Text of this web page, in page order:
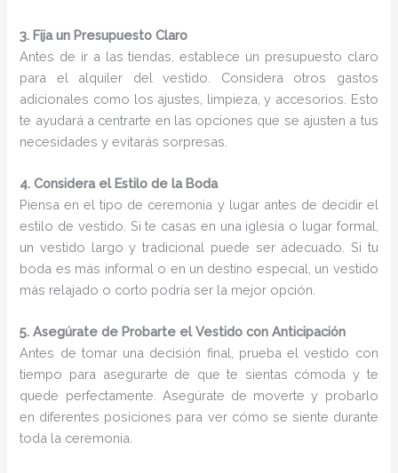
3. Fija un Presupuesto Claro
Antes de ir a las tiendas, establece un presupuesto claro
para el alquiler del vestido. Considera otros gastos
adicionales como los ajustes, limpieza, y accesorios. Esto
te ayudará a centrarte en las opciones que se ajusten a tus
necesidades y evitarás sorpresas.
4. Considera el Estilo de la Boda
Piensa en el tipo de ceremonia y lugar antes de decidir el
estilo de vestido. Si te casas en una iglesia o lugar formal,
un vestido largo y tradicional puede ser adecuado. Si tu
boda es más informal o en un destino especial, un vestido
más relajado o corto podría ser la mejor opción.
5. Asegúrate de Probarte el Vestido con Anticipación
Antes de tomar una decisión final, prueba el vestido con
tiempo para asegurarte de que te sientas cómoda y te
quede perfectamente. Asegúrate de moverte y probarlo
en diferentes posiciones para ver cómo se siente durante
toda la ceremonia.